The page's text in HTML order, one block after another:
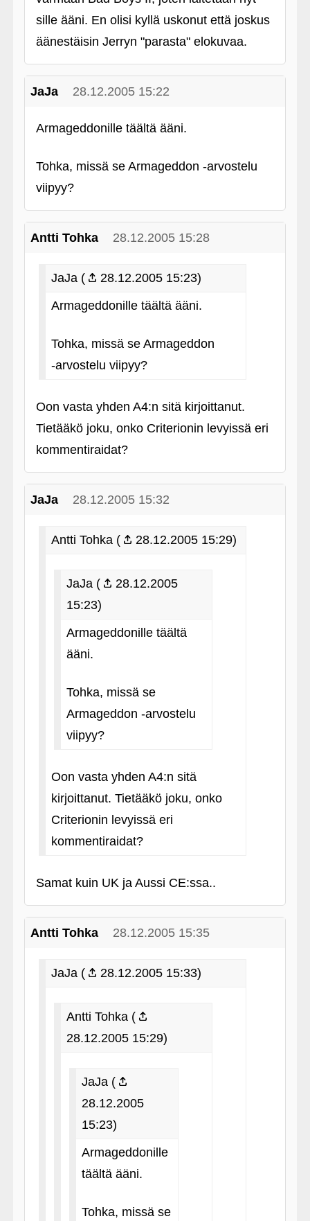
sille ääni. En olisi kyllä uskonut että joskus
äänestäisin Jerryn "parasta" elokuvaa.
JaJa 28.12.2005 15:22
Armageddonille täältä ääni.
Tohka, missä se Armageddon ‑arvostelu
viipyy?
Antti Tohka 28.12.2005 15:28
JaJa (
28.12.2005 15:23)
Armageddonille täältä ääni.
Tohka, missä se Armageddon
‑arvostelu viipyy?
Oon vasta yhden A4:n sitä kirjoittanut.
Tietääkö joku, onko Criterionin levyissä eri
kommentiraidat?
JaJa 28.12.2005 15:32
Antti Tohka ( 28.12.2005 15:29)
JaJa (
28.12.2005
15:23)
Armageddonille täältä
ääni.
Tohka, missä se
Armageddon ‑arvostelu
viipyy?
Oon vasta yhden A4:n sitä
kirjoittanut. Tietääkö joku, onko
Criterionin levyissä eri
kommentiraidat?
Samat kuin UK ja Aussi CE:ssa..
Antti Tohka 28.12.2005 15:35
JaJa ( 28.12.2005 15:33)
Antti Tohka (
28.12.2005 15:29)
JaJa (
28.12.2005
15:23)
Armageddonille
täältä ääni.
Tohka, missä se